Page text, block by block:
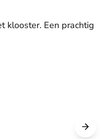
klooster. Een prachtig